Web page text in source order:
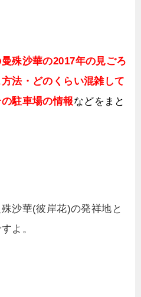
殊沙華の2017年の見ごろ
法・どのくらい混雑して
駐車場の情報などをまと
沙華(彼岸花)の発祥地と
よ。